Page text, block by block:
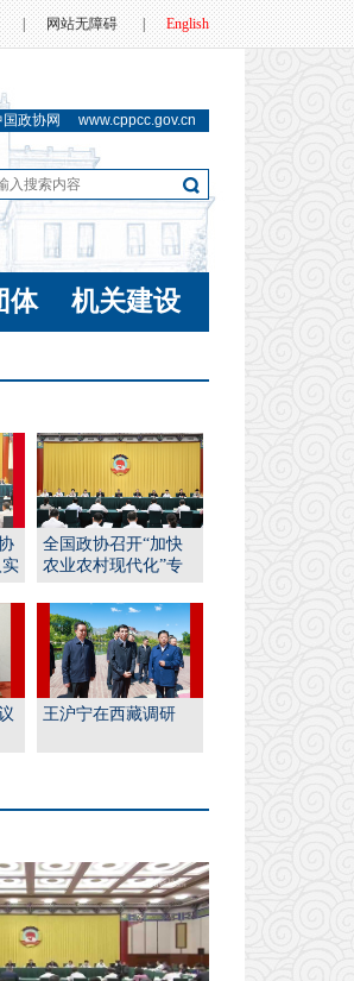
网站无障碍 | English
国政协网 www.cppcc.gov.cn
体 机关建设
全国政协召开“加快
农业农村现代化”专
并...
王沪宁在西藏调研